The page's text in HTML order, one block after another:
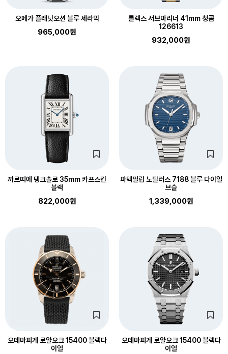
오메가 플래닛오션 블루 세라믹
965,000원
롤렉스 서브마리너 41mm 청콤
126613
932,000원
까르띠에 탱크솔로 35mm 카프스킨
블랙
822,000원
파텍필립 노틸러스 7188 블루 다이얼
브슬
1,339,000원
오데마피게 로얄오크 15400 블랙다
이얼
오데마피게 로얄오크 15400 블랙다
이얼